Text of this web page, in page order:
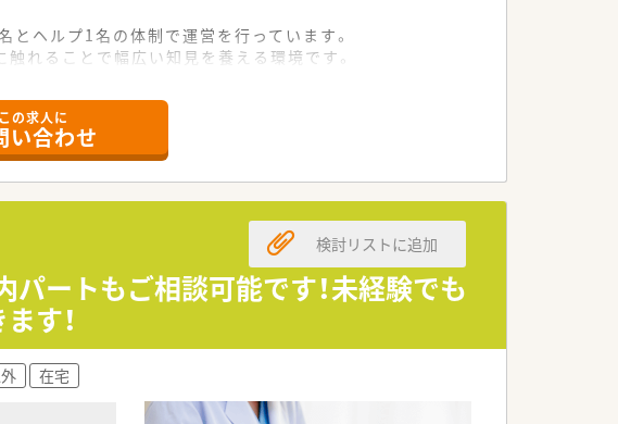
ヘルプ1名の体制で運営を行っています。
れることで幅広い知見を養える環境です。
「かかりつけ薬局」を目指しています。
舗間のヘルプ体制も非常に充実しています。
にフォローし合える文化が根付いています。
近く風通しの良い明るい職場雰囲気が自慢です。
いながら活発にコミュニケーションを取っていま
全員が一丸となって業務に取り組んでいます。
この求人に
い合わせ
ートもご相談可能です！未経験でも
す！
検討リストに追加
在宅